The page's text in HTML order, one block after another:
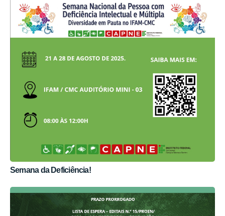
Semana da Deficiência!